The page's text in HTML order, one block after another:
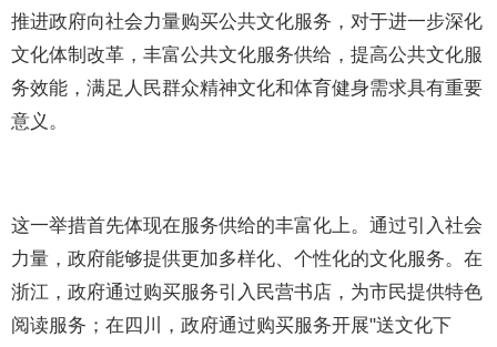
推进政府向社会力量购买公共文化服务，对于进一步深化
文化体制改革，丰富公共文化服务供给，提高公共文化服
务效能，满足人民群众精神文化和体育健身需求具有重要
意义。
这一举措首先体现在服务供给的丰富化上。通过引入社会
力量，政府能够提供更加多样化、个性化的文化服务。在
浙江，政府通过购买服务引入民营书店，为市民提供特色
阅读服务；在四川，政府通过购买服务开展"送文化下